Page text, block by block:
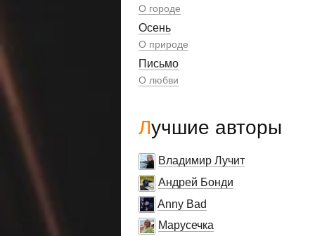
О городе
Осень
О природе
Письмо
О любви
Лучшие авторы
Владимир Лучит
Андрей Бонди
Anny Bad
Марусечка